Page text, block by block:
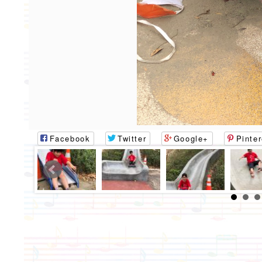
Facebook Twitter Google+